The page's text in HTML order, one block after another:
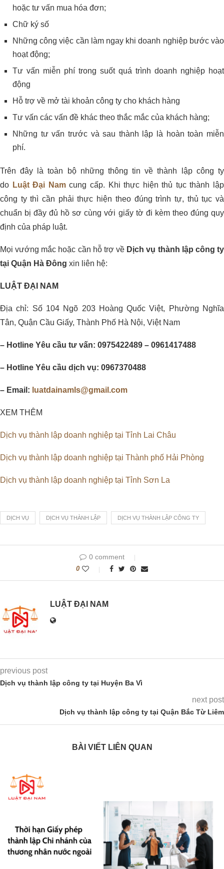
hoặc tư vấn mua hóa đơn;
Chữ ký số
Những công việc cần làm ngay khi doanh nghiệp bước vào
hoạt động;
Tư vấn miễn phí trong suốt quá trình doanh nghiệp hoạt
động
Hỗ trợ về mở tài khoản công ty cho khách hàng
Tư vấn các vấn đề khác theo thắc mắc của khách hàng;
Những tư vấn trước và sau thành lập là hoàn toàn miễn
phí.
Trên đây là toàn bộ những thông tin về thành lập công ty
do Luật Đại Namcung cấp. Khi thực hiện thủ tục thành lập
công ty thì cần phải thực hiện theo đúng trình tự, thủ tục và
chuẩn bị đầy đủ hồ sơ cùng với giấy tờ đi kèm theo đúng quy
định của pháp luật.
Mọi vướng mắc hoặc cần hỗ trợ về Dịch vụ thành lập công ty
tại Quận Hà Đông xin liên hệ:
LUẬT ĐẠI NAM
Địa chỉ: Số 104 Ngõ 203 Hoàng Quốc Việt, Phường Nghĩa
Tân, Quận Cầu Giấy, Thành Phố Hà Nội, Việt Nam
– Hotline Yêu cầu tư vấn: 0975422489 – 0961417488
– Hotline Yêu cầu dịch vụ: 0967370488
– Email: luatdainamls@gmail.com
XEM THÊM
Dịch vụ thành lập doanh nghiệp tại Tỉnh Lai Châu
Dịch vụ thành lập doanh nghiệp tại Thành phố Hải Phòng
Dịch vụ thành lập doanh nghiệp tại Tỉnh Sơn La
DỊCH VỤ DỊCH VỤ THÀNH LẬP DỊCH VỤ THÀNH LẬP CÔNG TY
0 comment
0
LUẬT ĐẠI NAM
previous post
Dịch vụ thành lập công ty tại Huyện Ba Vì
next post
Dịch vụ thành lập công ty tại Quận Bắc Từ Liêm
BÀI VIẾT LIÊN QUAN